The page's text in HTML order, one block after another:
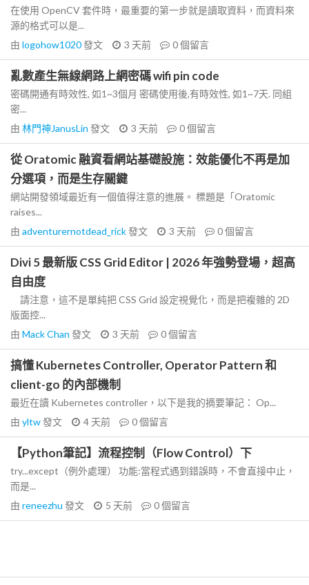
在使用 OpenCV 套件時，最重要的第一步就是讀取資料，而資料來
源的格式可以是...
由 logohow1020發文 3 天前 0個留言
亂數產生無線網路上網密碼 wifi pin code
密碼開通有時效性, 如1~3個月 密碼使用後,有時效性, 如1~7天. 同組
密...
由 林門神JanusLin 發文 3 天前 0個留言
從 Oratomic 融資看網站基礎設施：效能優化不再是加
分選項，而是生存關鍵
網站開發領域最近有一個值得注意的進展。 標題是「Oratomic
raises...
由 adventurernotdead_rick發文 3 天前 0個留言
Divi 5 最新版 CSS Grid Editor | 2026 年強勢登場，超高
自由度
請注意，這不是單純把 CSS Grid 設定視覺化，而是把複雜的 2D
版面控...
由 Mack Chan 發文 3 天前 0個留言
搞懂 Kubernetes Controller, Operator Pattern 和
client-go 的內部機制
最近在讀 Kubernetes controller，以下是我的摘要筆記： Op...
由 yltw發文 4 天前 0個留言
【Python筆記】流程控制（Flow Control）下
try...except（例外處理） 功能:當程式遇到錯誤時，不會直接中止，
而是...
由 reneezhu 發文 5 天前 0個留言